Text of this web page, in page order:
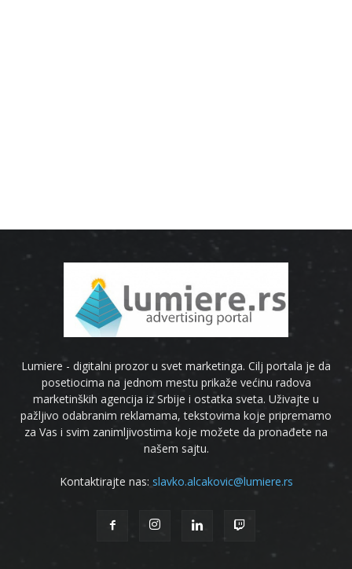
Lumiere - digitalni prozor u svet marketinga. Cilj portala je da
posetiocima na jednom mestu prikaže većinu radova
marketinških agencija iz Srbije i ostatka sveta. Uživajte u
pažljivo odabranim reklamama, tekstovima koje pripremamo
za Vas i svim zanimljivostima koje možete da pronađete na
našem sajtu.
Kontaktirajte nas: slavko.alcakovic@lumiere.rs